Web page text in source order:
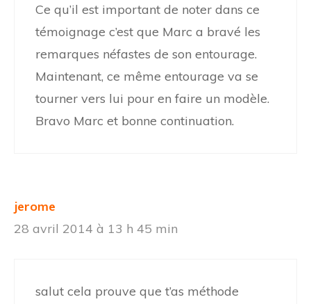
Ce qu’il est important de noter dans ce
témoignage c’est que Marc a bravé les
remarques néfastes de son entourage.
Maintenant, ce même entourage va se
tourner vers lui pour en faire un modèle.
Bravo Marc et bonne continuation.
jerome
28 avril 2014 à 13 h 45 min
salut cela prouve que t’as méthode